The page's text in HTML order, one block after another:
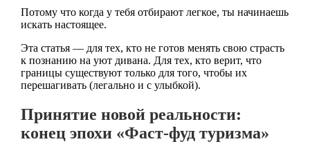
Потому что когда у тебя отбирают легкое, ты начинаешь
искать настоящее.
Эта статья — для тех, кто не готов менять свою страсть
к познанию на уют дивана. Для тех, кто верит, что
границы существуют только для того, чтобы их
перешагивать (легально и с улыбкой).
Принятие новой реальности:
конец эпохи «Фаст-фуд туризма»